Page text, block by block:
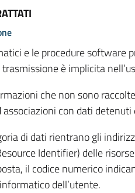
e le procedure software
è implicita
che non sono
associazioni con dati
di dati rientrano gli
Identifier) delle
il codice numerico
dell’utente.